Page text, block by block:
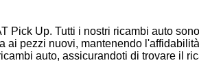
Up. Tutti i nostri ricambi auto
pezzi nuovi, mantenendo
auto, assicurandoti di trovare il